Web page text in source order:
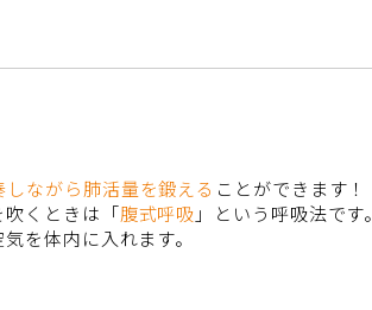
しながら肺活量を鍛える ことができます！
くときは「腹式呼吸 」という呼吸法です
を体内に入れます。